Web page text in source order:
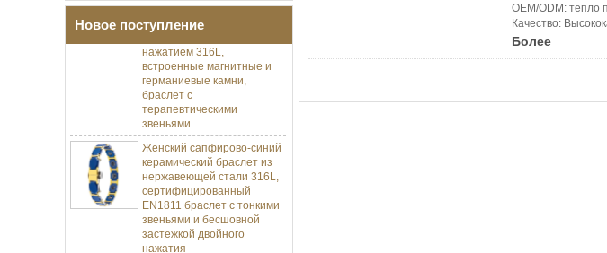
Новое поступление
застежка с двойным
встроенные магнитные и
германиевые камни,
браслет с
терапевтическими
звеньями
Женский сапфирово-синий
керамический браслет из
нержавеющей стали 316L,
сертифицированный
EN1811 браслет с тонкими
звеньями и бесшовной
застежкой двойного
нажатия
OEM/ODM: тепло
Качество:
Более